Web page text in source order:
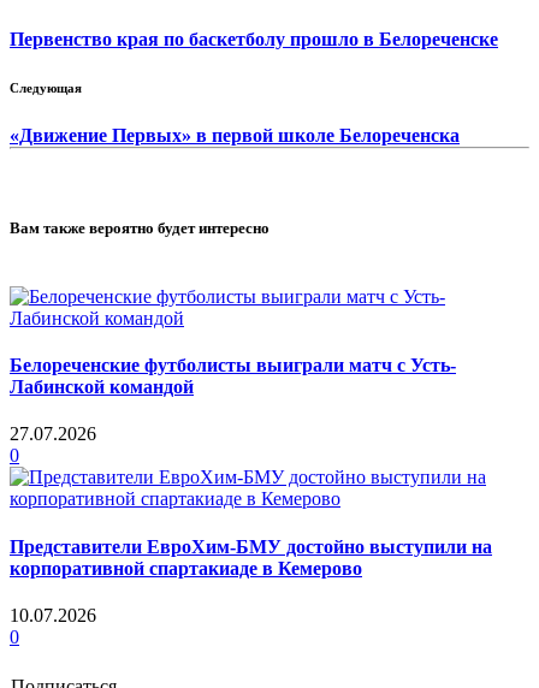
Первенство края по баскетболу прошло в Белореченске
Следующая
«Движение Первых» в первой школе Белореченска
Вам также вероятно будет интересно
Белореченские футболисты выиграли матч с Усть-
Лабинской командой
27.07.2026
0
Представители ЕвроХим-БМУ достойно выступили на
корпоративной спартакиаде в Кемерово
10.07.2026
0